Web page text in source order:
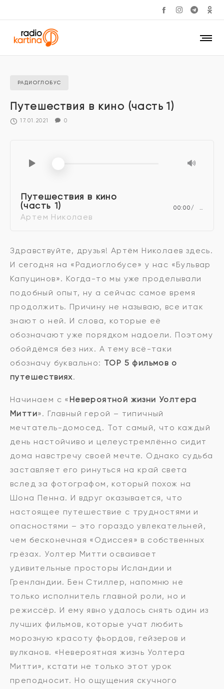
РАДИОГЛОБУС
Путешествия в кино (часть 1)
17.01.2021 0
Путешествия в кино
(часть 1)
Артем Николаев
00:00 …
Здравствуйте, друзья! Артём Николаев здесь.
И сегодня на «Радиоглобусе» у нас «Бульвар
Капуцинов». Когда-то мы уже проделывали
подобный опыт, ну а сейчас самое время
продолжить. Причину не называю, все итак
знают о ней. И слова, которые её
обозначают уже порядком надоели. Поэтому
обойдёмся без них. А тему всё-таки
обозначу буквально: TOP 5 фильмов о
путешествиях.
Начинаем с « Невероятной жизни Уолтера
Митти». Главный герой – типичный
мечтатель-домосед. Тот самый, что каждый
день настойчиво и целеустремлённо сидит
дома навстречу своей мечте. Однако судьба
заставляет его ринуться на край света
вслед за фотографом, который похож на
Шона Пенна. И вдруг оказывается, что
настоящее путешествие с трудностями и
опасностями – это гораздо увлекательней,
чем бесконечная «Одиссея» в собственных
грёзах. Уолтер Митти осваивает
удивительные просторы Исландии и
Гренландии. Бен Стиллер, напомню не
только исполнитель главной роли, но и
режиссёр. И ему явно удалось снять один из
лучших фильмов, которые учат любить
морозную красоту фьордов, гейзеров и
вулканов. «Невероятная жизнь Уолтера
Митти», кстати не только этот урок
преподносит. Но ощущения скучного